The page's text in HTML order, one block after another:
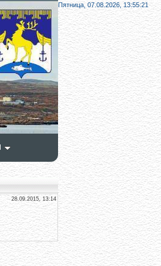
Пятница, 07.08.2026,13:55:22
28.09.2015, 13:14